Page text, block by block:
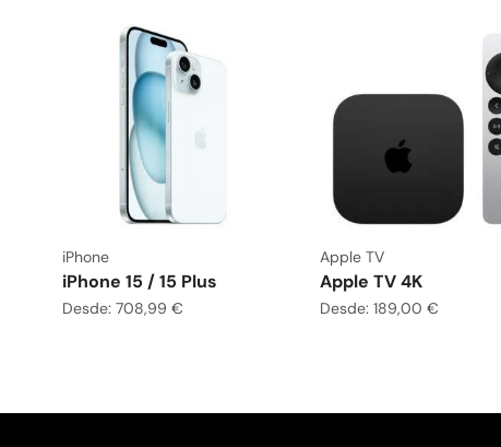
iPhone
iPhone 15 / 15 Plus
Desde: 708,99 €
Apple TV
Apple TV 4K
Desde:189,00€